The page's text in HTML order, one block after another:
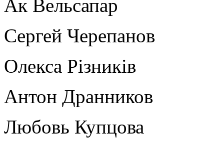
Ак Вельсапар
Сергей Черепанов
Олекса Рiзникiв
Антон Дранников
Любовь Купцова